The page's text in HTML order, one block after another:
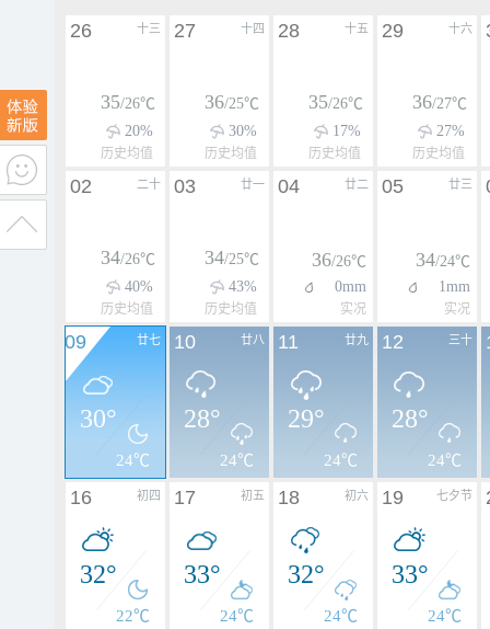
十三
26
35/26℃
20%
历史均值
十四
27
36/25℃
30%
历史均值
十五
28
35/26℃
17%
历史均值
十六
29
36/27℃
27%
历史均值
二十
02
34/26℃
40%
历史均值
廿一
03
34/25℃
43%
历史均值
廿二
04
36/26℃
0mm
实况
廿三
05
34/24℃
1mm
实况
廿七
09
30°
24℃
廿八
10
28°
24℃
廿九
11
29°
24℃
三十
12
28°
24℃
初四
16
32°
22℃
初五
17
33°
24℃
初六
18
32°
24℃
七夕节
19
33°
24℃